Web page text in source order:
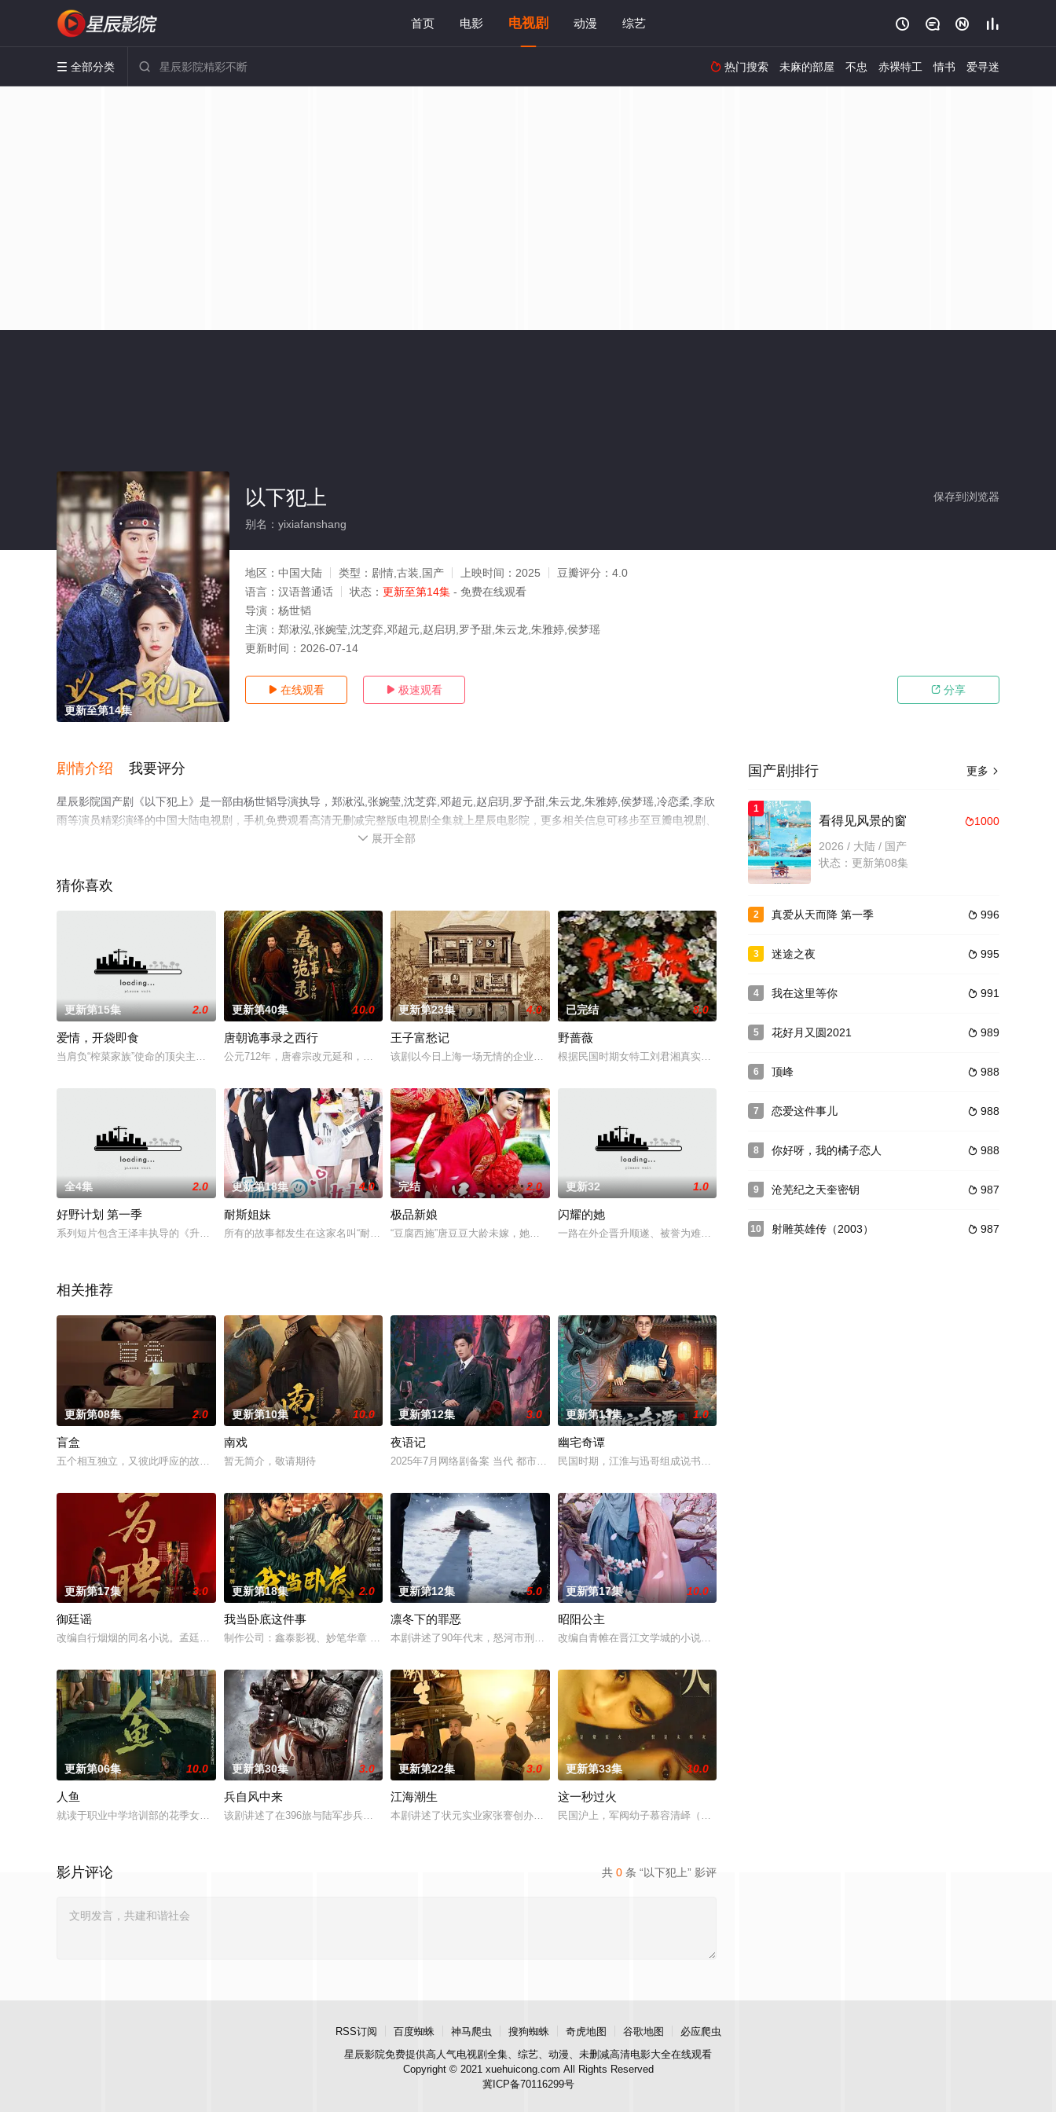
首页 电影 电视剧 动漫 综艺    
 全部分类   热门搜索 未麻的部屋 不忠 赤裸特工 情书 爱寻迷
更新至第14集
保存到浏览器
以下犯上
别名：yixiafanshang
地区： 中国大陆 类型： 剧情,古装,国产 上映时间： 2025 豆瓣评分： 4.0
语言： 汉语普通话 状态： 更新至第14集 - 免费在线观看
导演： 杨世韬
主演： 郑湫泓,张婉莹,沈芝弈,邓超元,赵启玥,罗予甜,朱云龙,朱雅婷,侯梦瑶
更新时间： 2026-07-14
 在线观看  极速观看  分享
剧情介绍 我要评分
星辰影院国产剧《以下犯上》是一部由杨世韬导演执导，郑湫泓,张婉莹,沈芝弈,邓超元,赵启玥,罗予甜,朱云龙,朱雅婷,侯梦瑶,冷恋柔,李欣
雨等演员精彩演绎的中国大陆电视剧，手机免费观看高清无删减完整版电视剧全集就上星辰电影院，更多相关信息可移步至豆瓣电视剧、
 展开全部
猜你喜欢
更新第15集 2.0
爱情，开袋即食
当肩负“榨菜家族”使命的顶尖主厨凌杨相亲遇上母胎solo的生物学女博士谢与非，本
更新第40集 10.0
唐朝诡事录之西行
公元712年，唐睿宗改元延和，大唐依旧繁盛寰宇，但繁华之下依然危机四伏、山雨欲来
更新第23集 4.0
王子富愁记
该剧以今日上海一场无情的企业之争为背景，讲述了在上公馆这座老洋房中发生的一系列爆
已完结 8.0
野蔷薇
根据民国时期女特工刘君湘真实故事改编，赵英饰刘君湘。第一集 针锋相对第二集第三集
全4集 2.0
好野计划 第一季
系列短片包含王泽丰执导的《升级》、赵鹤松执导的《无处不在》、姜晓通执导的《劫日礼
更新第18集 4.0
耐斯姐妹
所有的故事都发生在这家名叫“耐斯”的酒吧里，耐斯酒吧有一个非常霸气毒舌的女老板窦
完结 2.0
极品新娘
“豆腐西施”唐豆豆大龄未嫁，她坚信只有识她懂她爱她的一品郎君才值得付出真爱！一场
更新32 1.0
闪耀的她
一路在外企晋升顺遂、被誉为难缠客户千刀斩的管文，在33岁生日前夕遭遇职场后浪的埋
相关推荐
更新第08集 2.0
盲盒
五个相互独立，又彼此呼应的故事——用一场精心策划的“夏令营”完成复仇的受害者；临
更新第10集 10.0
南戏
暂无简介，敬请期待
更新第12集 3.0
夜语记
2025年7月网络剧备案 当代 都市 海南越酷文化传媒有限公司
更新第13集 1.0
幽宅奇谭
民国时期，江淮与迅哥组成说书班子，偶遇“白天人住屋，晚上鬼占房”的阴阳宅，江淮被
更新第17集 3.0
御廷谣
改编自行烟烟的同名小说。孟廷辉，大平王朝有史以来个以女子进士科三元及第入翰林院的
更新第18集 2.0
我当卧底这件事
制作公司：鑫泰影视、妙笔华章 题材：警匪、反诈 规格：15分钟X24集 拍摄地点
更新第12集 5.0
凛冬下的罪恶
本剧讲述了90年代末，怒河市刑侦支队在无普及监控、无DNA鉴定技术的支持下，通过
更新第17集 10.0
昭阳公主
改编自青帷在晋江文学城的小说《平阳公主》。
更新第06集 10.0
人鱼
就读于职业中学培训部的花季女生苏琳（黄杨钿甜 饰），虽自小被父母忽视，在艰苦环境
更新第30集 3.0
兵自风中来
该剧讲述了在396旅与陆军步兵学院联合举办的小型军事演习中，郭子剑因不满演习流于
更新第22集 3.0
江海潮生
本剧讲述了状元实业家张謇创办大生企业，实业报国的故事。甲午战争后，国家蒙羞，张謇
更新第33集 10.0
这一秒过火
民国沪上，军阀幼子慕容清峄（张凌赫 饰）因被抱错而受尽养父虐待，少年出逃时被任素
共 0 条 “以下犯上” 影评
影片评论
更多 
国产剧排行
1
1000
看得见风景的窗
2026 / 大陆 / 国产
状态：更新第08集
2  996
真爱从天而降 第一季
3  995
迷途之夜
4  991
我在这里等你
5  989
花好月又圆2021
6  988
顶峰
7  988
恋爱这件事儿
8  988
你好呀，我的橘子恋人
9  987
沧芜纪之天奎密钥
10  987
射雕英雄传（2003）
RSS订阅 百度蜘蛛 神马爬虫 搜狗蜘蛛 奇虎地图 谷歌地图
必应爬虫
星辰影院免费提供高人气电视剧全集、综艺、动漫、未删减高清电影大全在线观看
Copyright © 2021 xuehuicong.com All Rights Reserved
冀ICP备70116299号